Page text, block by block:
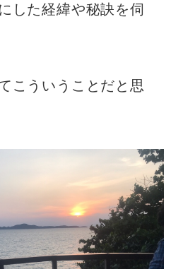
した経緯や秘訣を伺
こういうことだと思